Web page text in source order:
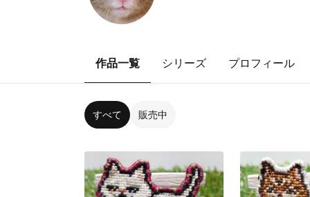
作品一覧 シリーズ プロフィール
すべて 販売中